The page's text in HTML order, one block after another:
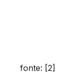
fonte: [2]